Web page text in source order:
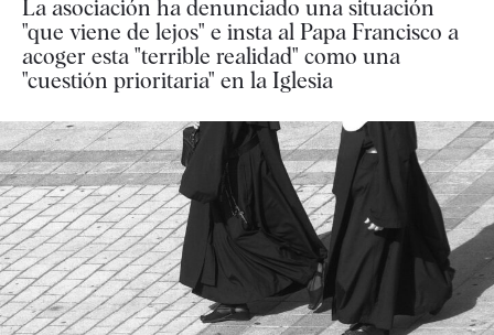
La asociación ha denunciado una situación
"que viene de lejos" e insta al Papa Francisco a
acoger esta "terrible realidad" como una
"cuestión prioritaria" en la Iglesia